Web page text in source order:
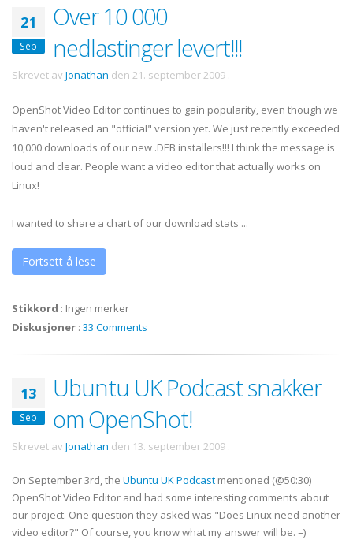
21
Sep
Over 10 000
nedlastinger levert!!!
Skrevet av Jonathan den 21. september 2009 .
OpenShot Video Editor continues to gain popularity, even though we
haven't released an "official" version yet. We just recently exceeded
10,000 downloads of our new .DEB installers!!! I think the message is
loud and clear. People want a video editor that actually works on
Linux!
I wanted to share a chart of our download stats ...
Fortsett å lese
Stikkord : Ingen merker
Diskusjoner : 33 Comments
13
Sep
Ubuntu UK Podcast snakker
om OpenShot!
Skrevet av Jonathan den 13. september 2009 .
On September 3rd, the Ubuntu UK Podcast mentioned (@50:30)
OpenShot Video Editor and had some interesting comments about
our project. One question they asked was "Does Linux need another
video editor?" Of course, you know what my answer will be. =)